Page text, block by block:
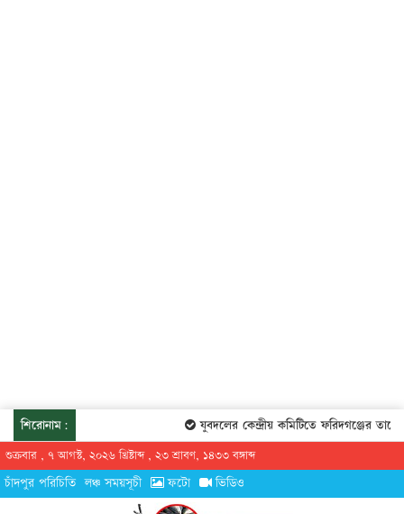
শিরোনাম: যুবদলের কেন্দ্রীয় কমিটিতে ফরিদগঞ্জের
শুক্রবার , ৭ আগস্ট, ২০২৬ খ্রিষ্টাব্দ , ২৩ শ্রাবণ, ১৪৩৩ বঙ্গাব্দ
চাঁদপুর পরিচিতি লঞ্চ সময়সূচী ফটো ভিডিও